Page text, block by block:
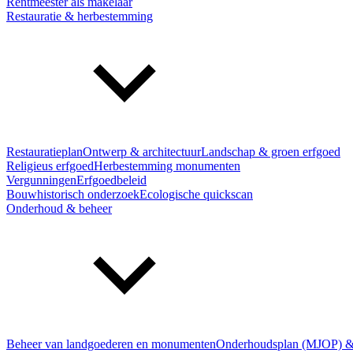
Restauratie & herbestemming
RestauratieplanOntwerp & architectuurLandschap & groen erfgoed
Religieus erfgoedHerbestemming monumenten
VergunningenErfgoedbeleid
Bouwhistorisch onderzoekEcologische quickscan
Onderhoud & beheer
Beheer van landgoederen en monumentenOnderhoudsplan (MJOP)